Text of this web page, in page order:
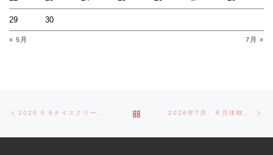
« 5月 7月 »
29 30
Post navigation
2026.6.6ナイスクリーニング杯 開幕 BACK TO POST LIST 2026年7月、８月体験会のお知らせ